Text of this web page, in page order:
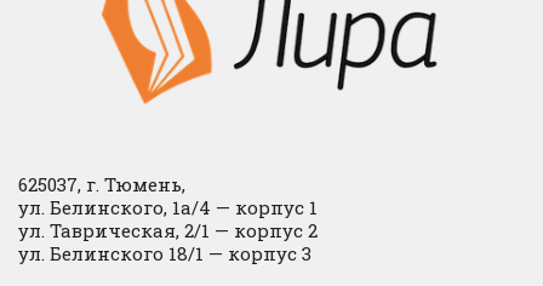
625037, г. Тюмень,
ул. Белинского, 1а/4 — корпус 1
ул. Таврическая, 2/1 — корпус 2
ул. Белинского 18/1 — корпус 3